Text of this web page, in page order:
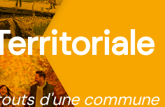
d'une commune